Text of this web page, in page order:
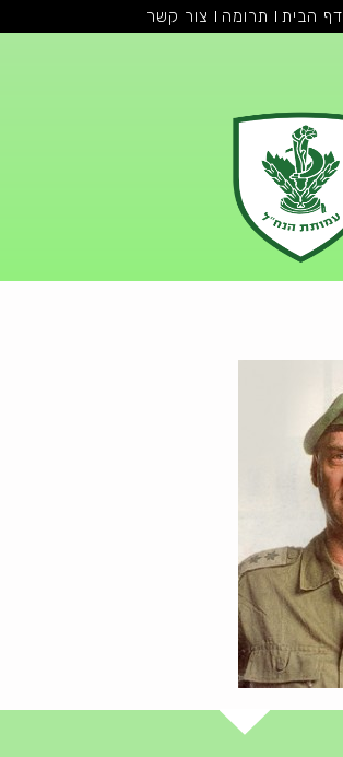
דף הבית תרומה צור קשר